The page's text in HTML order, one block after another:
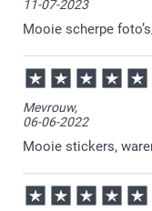
11-07-2023
Mooie scherpe
Mevrouw,
06-06-2022
Mooie stickers,